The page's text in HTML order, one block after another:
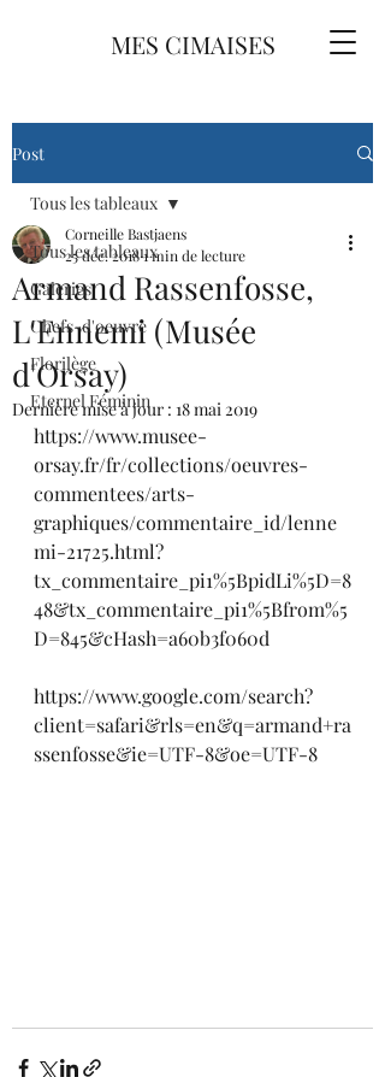
MES CIMAISES
Post
Tous les tableaux
Galeries
Chefs-d'oeuvre
Florilège
Eternel Féminin
Tous les tableaux
Armand Rassenfosse,
L'Ennemi (Musée
d'Orsay)
Corneille Bastjaens
25 déc. 20181 min de lecture
Dernière mise à jour : 18 mai 2019
https://www.musee-
orsay.fr/fr/collections/oeuvres-
commentees/arts-
graphiques/commentaire_id/lenne
mi-21725.html?
tx_commentaire_pi1%5BpidLi%5D=8
48&tx_commentaire_pi1%5Bfrom%5
D=845&cHash=a60b3f060d
https://www.google.com/search?
client=safari&rls=en&q=armand+ra
ssenfosse&ie=UTF-8&oe=UTF-8